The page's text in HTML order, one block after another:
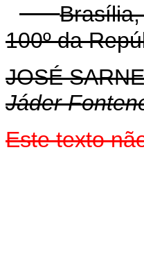
100º da
JOSÉ
Jáder
Este texto